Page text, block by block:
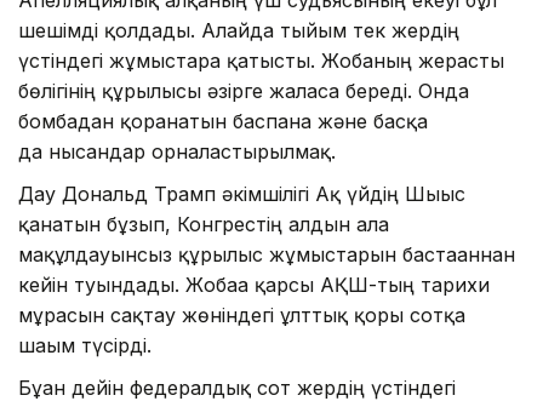
шешімді қолдады. Алайда тыйым тек жердің
үстіндегі жұмыстарға қатысты. Жобаның жерасты
бөлігінің құрылысы әзірге жалғаса береді. Онда
бомбадан қорғанатын баспана және басқа
да нысандар орналастырылмақ.
Дау Дональд Трамп әкімшілігі Ақ үйдің Шығыс
қанатын бұзып, Конгрестің алдын ала
мақұлдауынсыз құрылыс жұмыстарын бастағаннан
кейін туындады. Жобаға қарсы АҚШ-тың тарихи
мұрасын сақтау жөніндегі ұлттық қоры сотқа
шағым түсірді.
Бұған дейін федералдық сот жердің үстіндегі